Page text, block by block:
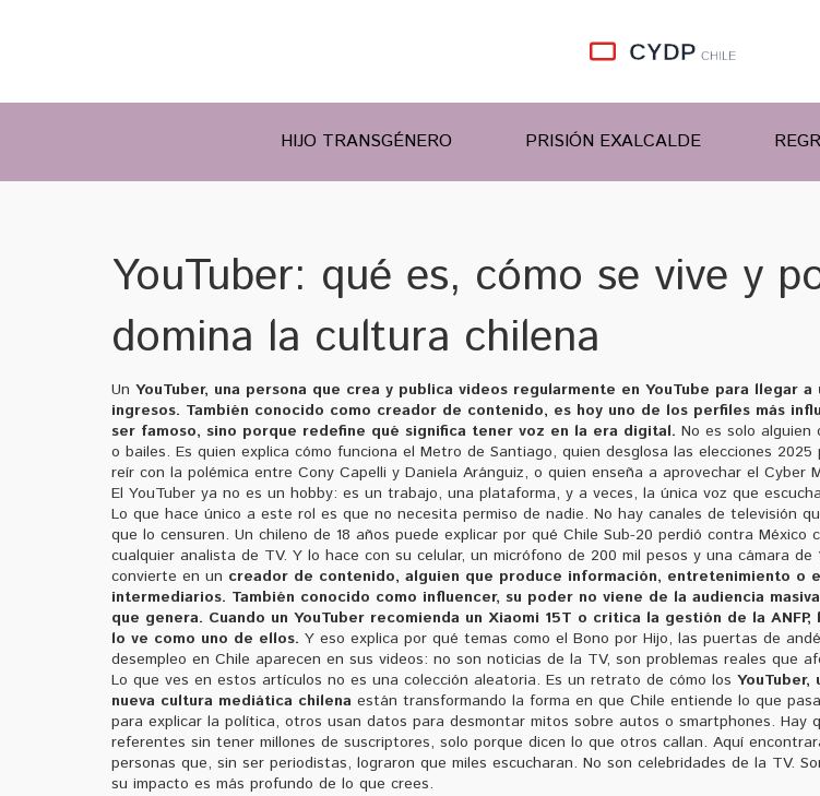
HIJO TRANSGÉNERO PRISIÓN EXALCALDE
YouTuber: qué es, cómo se vive y
domina la cultura chilena
Un YouTuber, una persona que crea y publica videos regularmente en YouTube para llegar a
ingresos. También conocido como creador de contenido, es hoy uno de los perfiles más
ser famoso, sino porque redefine qué significa tener voz en la era digital. No es solo alguien
o bailes. Es quien explica cómo funciona el Metro de Santiago, quien desglosa las elecciones 2025
reír con la polémica entre Cony Capelli y Daniela Aránguiz, o quien enseña a aprovechar el Cyber
El YouTuber ya no es un hobby: es un trabajo, una plataforma, y a veces, la única voz que
Lo que hace único a este rol es que no necesita permiso de nadie. No hay canales de televisión
que lo censuren. Un chileno de 18 años puede explicar por qué Chile Sub-20 perdió contra México
cualquier analista de TV. Y lo hace con su celular, un micrófono de 200 mil pesos y una cámara de
convierte en un creador de contenido, alguien que produce información, entretenimiento o
intermediarios. También conocido como influencer, su poder no viene de la audiencia
que genera. Cuando un YouTuber recomienda un Xiaomi 15T o critica la gestión de la
lo ve como uno de ellos. Y eso explica por qué temas como el Bono por Hijo, las puertas de
desempleo en Chile aparecen en sus videos: no son noticias de la TV, son problemas reales que
Lo que ves en estos artículos no es una colección aleatoria. Es un retrato de cómo los YouTuber,
nueva cultura mediática chilena están transformando la forma en que Chile entiende lo que
para explicar la política, otros usan datos para desmontar mitos sobre autos o smartphones. Hay
referentes sin tener millones de suscriptores, solo porque dicen lo que otros callan. Aquí
personas que, sin ser periodistas, lograron que miles escucharan. No son celebridades de la TV.
su impacto es más profundo de lo que crees.